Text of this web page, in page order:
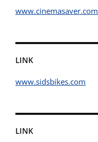
www.cinemasaver.com
LINK
www.sidsbikes.com
LINK